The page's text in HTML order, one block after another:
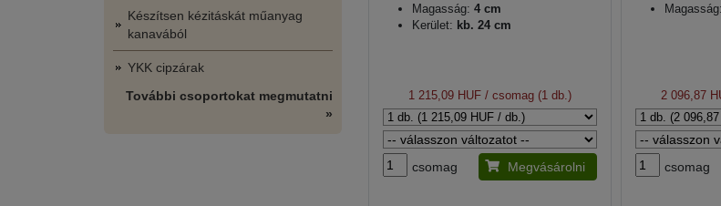
Készítsen kézitáskát műanyag
kanavából
YKK cipzárak
További csoportokat megmutatni
»
Magasság: 4 cm
Kerület: kb. 24 cm
1 215,09 HUF/ csomag (1 db.)
csomag Megvásárolni
Magasság:
2 096,87
csomag